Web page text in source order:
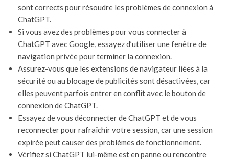
sont corrects pour résoudre les problèmes de connexion à
ChatGPT.
Si vous avez des problèmes pour vous connecter à
ChatGPT avec Google, essayez d’utiliser une fenêtre de
navigation privée pour terminer la connexion.
Assurez-vous que les extensions de navigateur liées à la
sécurité ou au blocage de publicités sont désactivées, car
elles peuvent parfois entrer en conflit avec le bouton de
connexion de ChatGPT.
Essayez de vous déconnecter de ChatGPT et de vous
reconnecter pour rafraîchir votre session, car une session
expirée peut causer des problèmes de fonctionnement.
Vérifiez si ChatGPT lui-même est en panne ou rencontre